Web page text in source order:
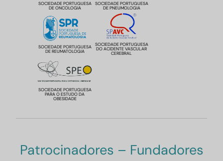
SOCIEDADE PORTUGUESA
DE ONCOLOGIA
SOCIEDADE PORTUGUESA
DE PNEUMOLOGIA
SOCIEDADE PORTUGUESA
DE REUMATOLOGIA
SOCIEDADE PORTUGUESA
DO ACIDENTE VASCULAR
CEREBRAL
SOCIEDADE PORTUGUESA
PARA O ESTUDO DA
OBESIDADE
Patrocinadores – Fundadores